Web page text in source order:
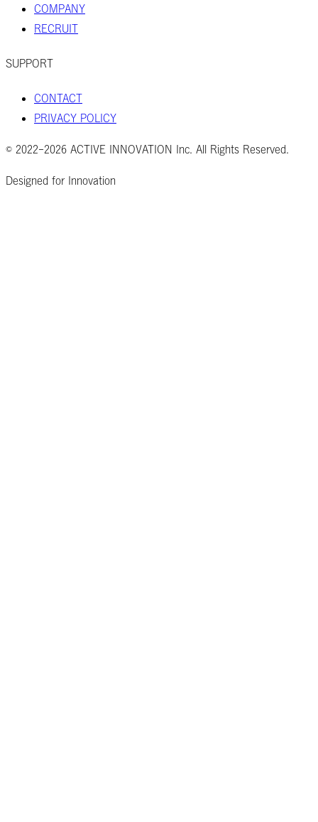
COMPANY
RECRUIT
SUPPORT
CONTACT
PRIVACY POLICY
© 2022-2026 ACTIVE INNOVATION Inc. All Rights Reserved.
Designed for Innovation